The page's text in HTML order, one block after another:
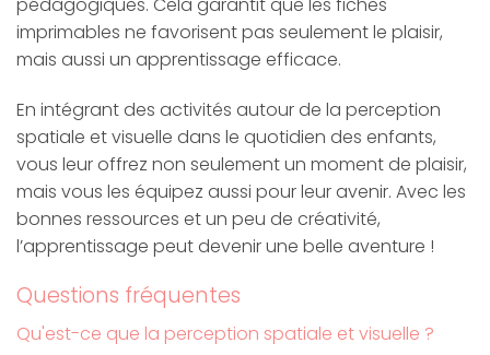
pédagogiques. Cela garantit que les fiches
imprimables ne favorisent pas seulement le plaisir,
mais aussi un apprentissage efficace.
En intégrant des activités autour de la perception
spatiale et visuelle dans le quotidien des enfants,
vous leur offrez non seulement un moment de plaisir,
mais vous les équipez aussi pour leur avenir. Avec les
bonnes ressources et un peu de créativité,
l’apprentissage peut devenir une belle aventure !
Questions fréquentes
Qu'est-ce que la perception spatiale et visuelle ?